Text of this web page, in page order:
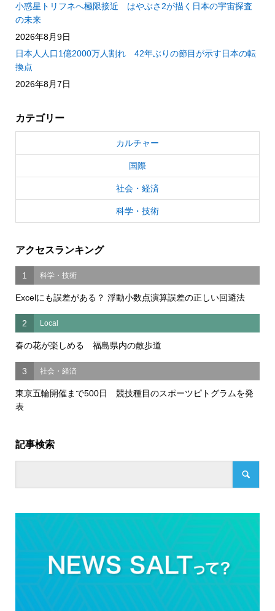
小惑星トリフネへ極限接近 はやぶさ2が描く日本の宇宙探査
の未来
2026年8月9日
日本人人口1億2000万人割れ 42年ぶりの節目が示す日本の転
換点
2026年8月7日
カテゴリー
カルチャー
国際
社会・経済
科学・技術
アクセスランキング
1 科学・技術
Excelにも誤差がある？ 浮動小数点演算誤差の正しい回避法
2 Local
春の花が楽しめる 福島県内の散歩道
3 社会・経済
東京五輪開催まで500日 競技種目のスポーツピトグラムを発
表
記事検索